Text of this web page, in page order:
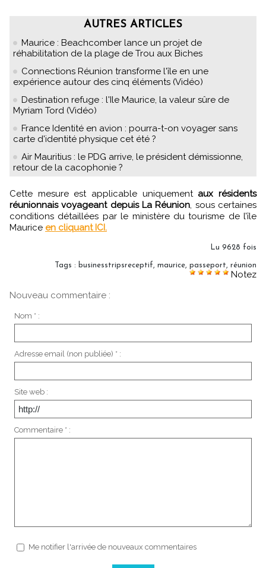
AUTRES ARTICLES
Maurice : Beachcomber lance un projet de
réhabilitation de la plage de Trou aux Biches
Connections Réunion transforme l'île en une
expérience autour des cinq éléments (Vidéo)
Destination refuge : l'Ile Maurice, la valeur sûre de
Myriam Tord (Vidéo)
France Identité en avion : pourra-t-on voyager sans
carte d'identité physique cet été ?
Air Mauritius : le PDG arrive, le président démissionne,
retour de la cacophonie ?
Cette mesure est applicable uniquement aux résidents
réunionnais voyageant depuis La Réunion , sous certaines
conditions détaillées par le ministère du tourisme de l’île
Maurice en cliquant ICI.
Lu 9628 fois
Tags : businesstripsreceptif maurice passeport réunion
Notez
Nouveau commentaire :
Nom * :
Adresse email (non publiée) * :
Site web :
Commentaire * :
Me notifier l'arrivée de nouveaux commentaires